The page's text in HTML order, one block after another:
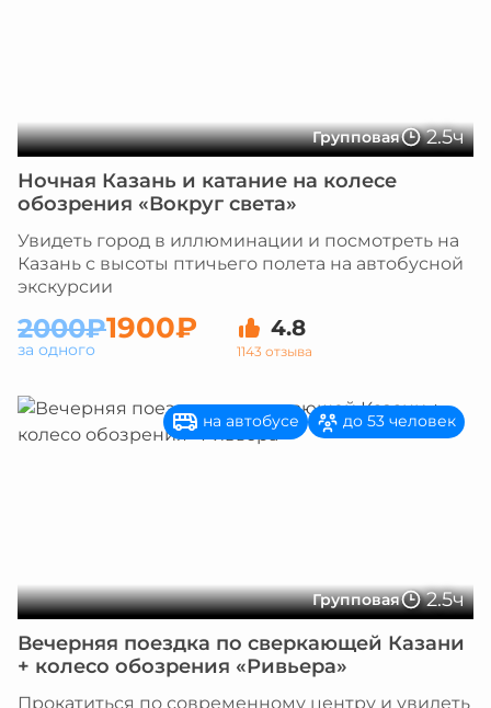
Групповая 2.5ч
Ночная Казань и катание на колесе
обозрения «Вокруг света»
Увидеть город в иллюминации и посмотреть на
Казань с высоты птичьего полета на автобусной
экскурсии
2000₽1900₽ 4.8
1143 отзыва
за одного
Групповая 2.5ч
на автобусе до 53 человек
Вечерняя поездка по сверкающей Казани
+ колесо обозрения «Ривьера»
Прокатиться по современному центру и увидеть